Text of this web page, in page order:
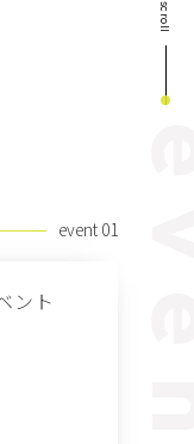
scroll
event 01
ント